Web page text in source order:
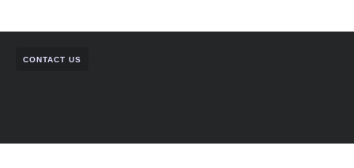
CONTACT US